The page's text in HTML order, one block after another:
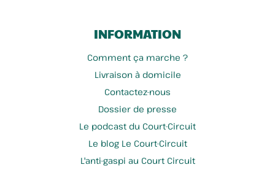
INFORMATION
Comment ça marche ?
Livraison à domicile
Contactez-nous
Dossier de presse
Le podcast du Court-Circuit
Le blog Le Court-Circuit
L'anti-gaspi au Court Circuit